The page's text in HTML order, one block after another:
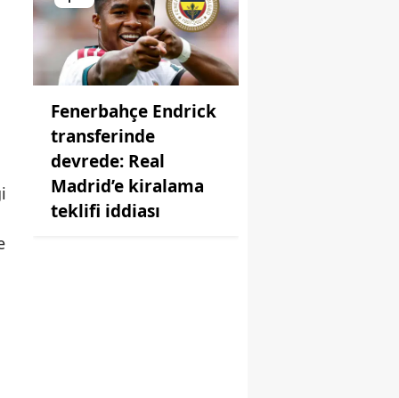
Fenerbahçe Endrick
transferinde
devrede: Real
Madrid’e kiralama
teklifi iddiası